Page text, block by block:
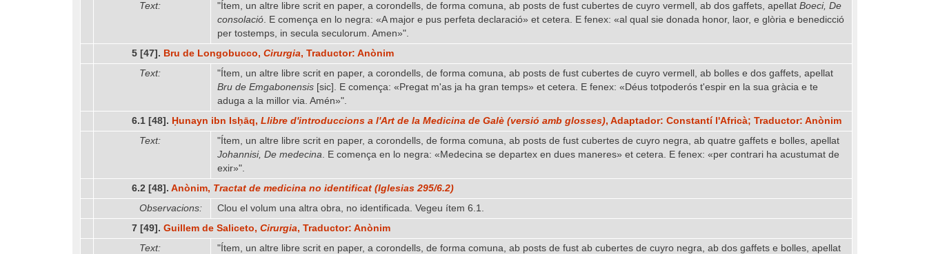
Text:
"Ítem, un altre libre scrit en paper, a corondells, de forma comuna, ab posts de fust cubertes de cuyro vermell, ab dos gaffets, apellat Boeci, De
consolació. E comença en lo negra: «A major e pus perfeta declaració» et cetera. E fenex: «al qual sie donada honor, laor, e glòria e benedicció
per tostemps, in secula seculorum. Amen»".
5 [47]. Bru de Longobucco, Cirurgia, Traductor: Anònim
Text:
"Ítem, un altre libre scrit en paper, a corondells, de forma comuna, ab posts de fust cubertes de cuyro vermell, ab bolles e dos gaffets, apellat
Bru de Emgabonensis [sic]. E comença: «Pregat m'as ja ha gran temps» et cetera. E fenex: «Déus totpoderós t'espir en la sua gràcia e te
aduga a la millor via. Amén»".
6.1 [48]. Ḥunayn ibn Isḥāq, Llibre d'introduccions a l'Art de la Medicina de Galè (versió amb glosses), Adaptador: Constantí l'Africà; Traductor: Anònim
Text:
"Ítem, un altre libre scrit en paper, a corondells, de forma comuna, ab posts de fust cubertes de cuyro negra, ab quatre gaffets e bolles, apellat
Johannisi, De medecina. E comença en lo negra: «Medecina se departex en dues maneres» et cetera. E fenex: «per contrari ha acustumat de
exir»".
6.2 [48]. Anònim, Tractat de medicina no identificat (Iglesias 295/6.2)
Observacions:
Clou el volum una altra obra, no identificada. Vegeu ítem 6.1.
7 [49]. Guillem de Saliceto, Cirurgia, Traductor: Anònim
Text:
"Ítem, un altre libre scrit en paper, a corondells, de forma comuna, ab posts de fust ab cubertes de cuyro negra, ab dos gaffets e bolles, apellat